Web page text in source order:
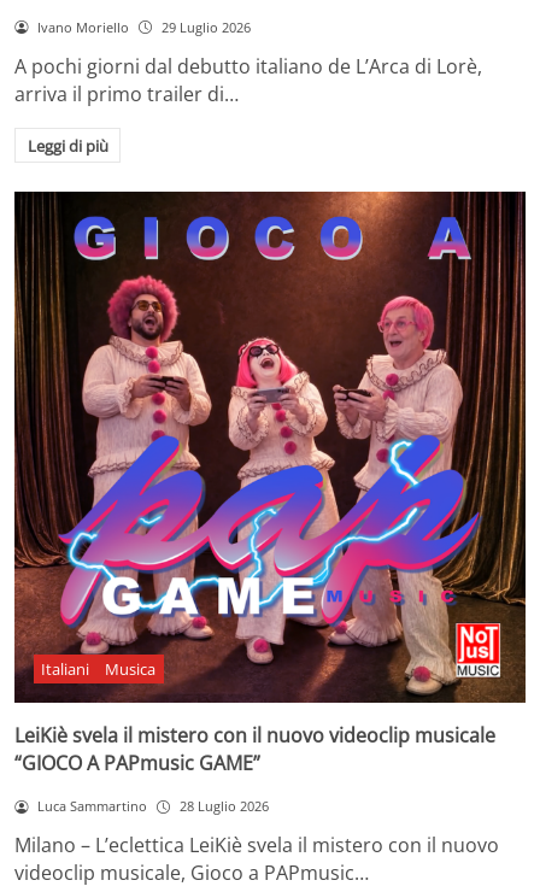
Ivano Moriello 29 Luglio 2026
A pochi giorni dal debutto italiano de L’Arca di Lorè,
arriva il primo trailer di…
Leggi di più
Italiani Musica
LeiKiè svela il mistero con il nuovo videoclip musicale
“GIOCO A PAPmusic GAME”
Luca Sammartino 28 Luglio 2026
Milano – L’eclettica LeiKiè svela il mistero con il nuovo
videoclip musicale, Gioco a PAPmusic…